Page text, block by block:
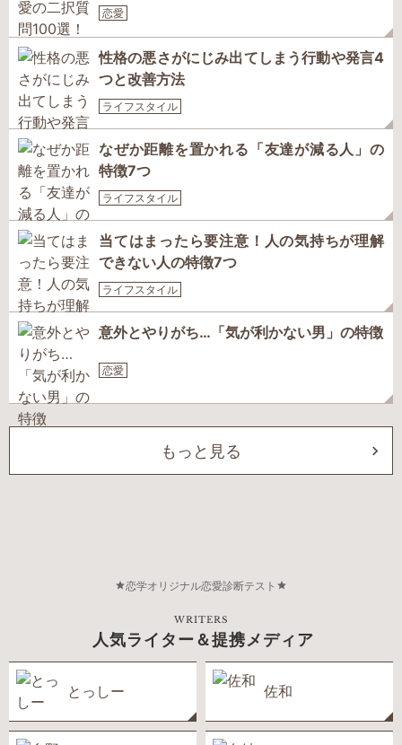
恋愛
性格の悪さがにじみ出てしまう行動や発言4
つと改善方法
ライフスタイル
なぜか距離を置かれる「友達が減る人」の
特徴7つ
ライフスタイル
当てはまったら要注意！人の気持ちが理解
できない人の特徴7つ
ライフスタイル
意外とやりがち…「気が利かない男」の特徴
恋愛
もっと見る
恋学オリジナル恋愛診断テスト
WRITERS
人気ライター＆提携メディア
とっしー 佐和